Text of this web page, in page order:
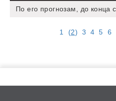
По его прогнозам, до конца
1
(2) 3 4 5 6